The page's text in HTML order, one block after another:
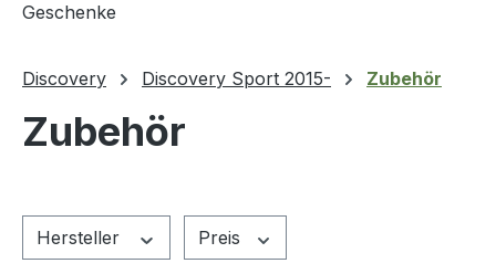
Geschenke
Discovery Discovery Sport 2015- Zubehör
Zubehör
Hersteller Preis